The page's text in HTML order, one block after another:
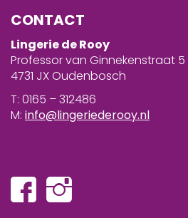
CONTACT
Lingerie de Rooy
Professor van Ginnekenstraat 5
4731 JX Oudenbosch
T: 0165 – 312486
M: info@lingeriederooy.nl